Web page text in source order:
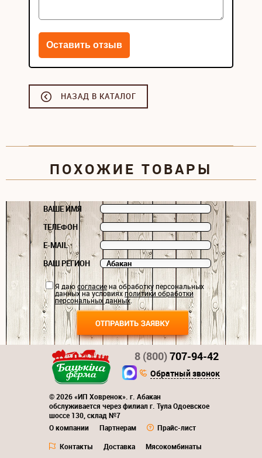
НАЗАД В КАТАЛОГ
ПОХОЖИЕ ТОВАРЫ
ВАШЕ ИМЯ
ТЕЛЕФОН
E-MAIL
ВАШ РЕГИОН
Я даюсогласиена обработку персональных
данных на условияхполитики обработки
персональных данных.
© 2026 «ИП Ховренок». г. Абакан
обслуживается через филиал г. Тула Одоевское
шоссе 130, склад №7
О компании
Партнерам
Прайс-лист
Контакты
Доставка
Мясокомбинаты
8 (800)707-94-42
Обратный звонок